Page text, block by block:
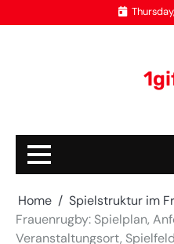
to
Home
Spielstruktur im
Frauenrugby: Spielplan,
Veranstaltungsort,